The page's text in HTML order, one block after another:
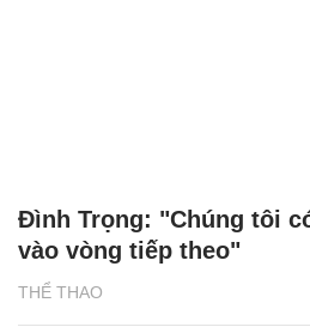
THỂ THAO
Đình Trọng: "Chúng tôi
vào vòng tiếp theo"